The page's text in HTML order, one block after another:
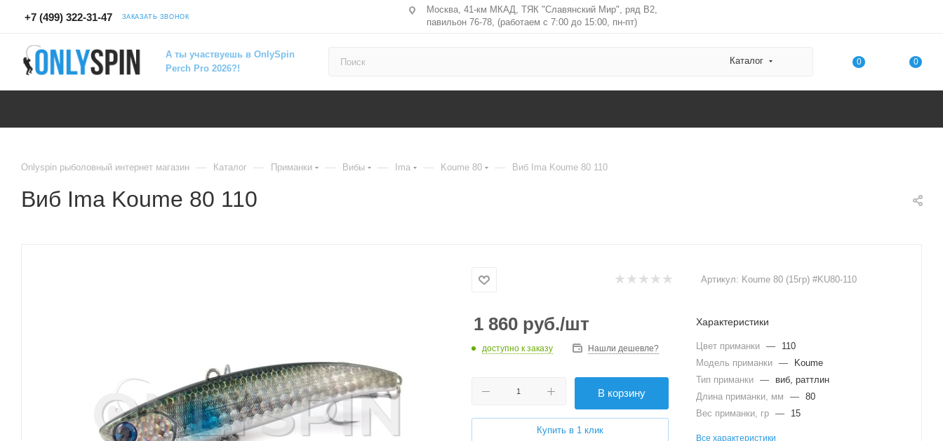
+7 (499) 322-31-47 ЗАКАЗАТЬ ЗВОНОК
Москва, 41-км МКАД, ТЯК "Славянский Мир", ряд В2,
павильон 76-78, (работаем с 7:00 до 15:00, пн-пт)
А ты участвуешь в OnlySpin
Perch Pro 2026?!
Каталог 0 0
Onlyspin рыболовный интернет магазин — Каталог — Приманки — Вибы — Ima — Koume 80 — Виб Ima Koume 80 110
Виб Ima Koume 80 110
Артикул: Koume 80 (15гр) #KU80-110
1 860 руб./шт
доступно к заказу Нашли дешевле?
В корзину
Купить в 1 клик
Характеристики
Цвет приманки —
110
Модель приманки —
Koume
Тип приманки —
виб, раттлин
Длина приманки, мм
— 80
Вес приманки, гр — 15
Все характеристики